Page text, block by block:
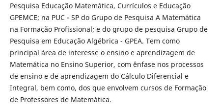
Pesquisa Educação Matemática, Currículos e Educação
GPEMCE; na PUC - SP do Grupo de Pesquisa A Matemática
na Formação Profissional; e do grupo de pesquisa Grupo de
Pesquisa em Educação Algébrica - GPEA. Tem como
principal área de interesse o ensino e aprendizagem de
Matemática no Ensino Superior, com ênfase nos processos
de ensino e de aprendizagem do Cálculo Diferencial e
Integral, bem como, dos que envolvem cursos de Formação
de Professores de Matemática.